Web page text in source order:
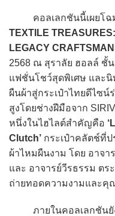
คอลเลกชันนี้เผยโฉม
TEXTILE
LEGACY
2568 ณ สุราลัย ฮอลล์ ชั้
แฟชั่นโชว์สุดพิเศษ และ
ผืนผ้าสู่กระเป๋าไทยดีไซ
สูงโดยช่างฝีมือจาก
หนึ่งในไฮไลต์สำคัญคือ
Clutch’ กระเป๋าคลัตช์ที่
ผ้าไหมผืนงาม โดย อาจ
และ อาจารย์วีรธรรม ตร
ถ่ายทอดความงามและคุ
ภายในคอลเลกชันยัง